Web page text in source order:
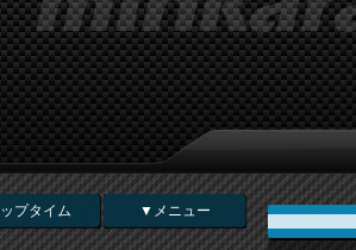
プタイム ▼メニュー